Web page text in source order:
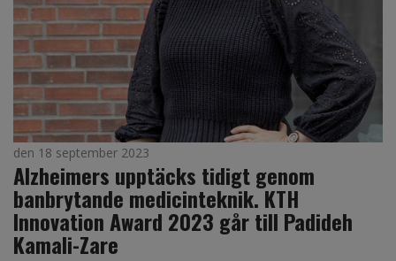
den 18 september 2023
Alzheimers upptäcks tidigt genom
banbrytande medicinteknik. KTH
Innovation Award 2023 går till Padideh
Kamali-Zare